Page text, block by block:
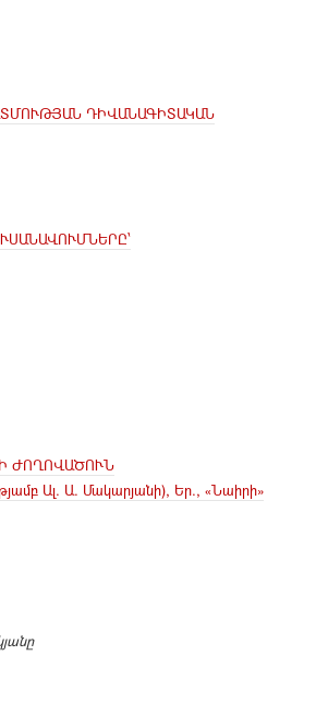
ԴԻՎԱՆԱԳԻՏԱԿԱՆ
ԺՈՂՈՎԱԾՈՒՆ
Ալ. Ա. Մակարյանի), Եր., «Նաիրի»